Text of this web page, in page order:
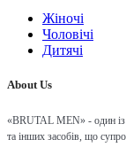
Жіночі
Чоловічі
Дитячі
About Us
«BRUTAL MEN» - один із
та інших засобів, що